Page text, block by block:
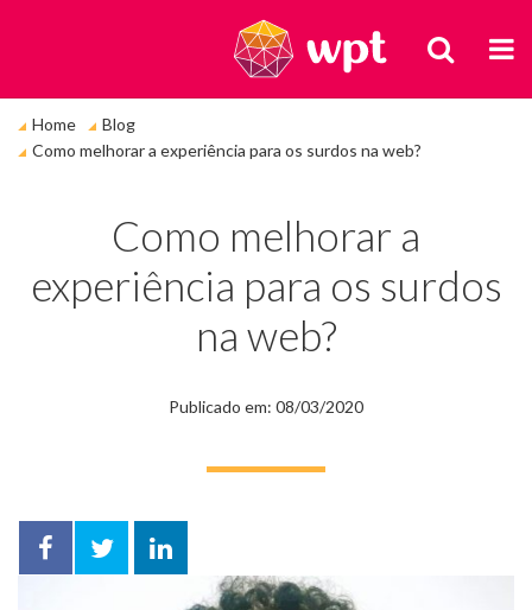
BUSCA
está
em:
Home
Blog
Como melhorar a experiência para os surdos na web?
Como melhorar a
experiência para os surdos
na web?
Publicado em: 08/03/2020
Facebook
TwitterLinkedIn
compartilhar